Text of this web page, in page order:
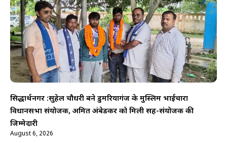
सिद्धार्थनगर :सुहेल चौधरी बने डुमरियागंज के मुस्लिम भाईचारा
विधानसभा संयोजक, अमित अंबेडकर को मिली सह-संयोजक की
जिम्मेदारी
August 6, 2026